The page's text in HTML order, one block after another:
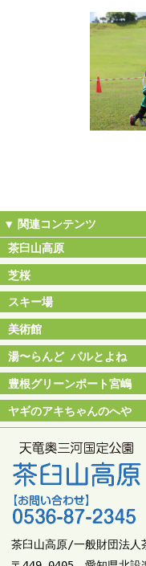
茶臼山高原
芝桜
スキー場
美術館
湯〜らんど パルとよね
豊根グリーンポート宮嶋
ヤギのアキちゃんのへや
茶臼山高原/一般財団法人